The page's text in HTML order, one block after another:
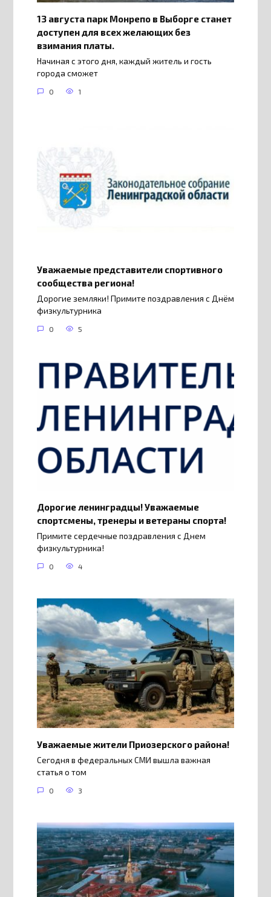
13 августа парк Монрепо в Выборге станет
доступен для всех желающих без
взимания платы.
Начиная с этого дня, каждый житель и гость
города сможет
0 1
Уважаемые представители спортивного
сообщества региона!
Дорогие земляки! Примите поздравления с Днём
физкультурника
0 5
Дорогие ленинградцы! Уважаемые
спортсмены, тренеры и ветераны спорта!
Примите сердечные поздравления с Днем
физкультурника!
0 4
Уважаемые жители Приозерского района!
Сегодня в федеральных СМИ вышла важная
статья о том
0 3